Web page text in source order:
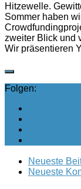
Hitzewelle.
Sommer haben
zweiter Blick und
Wir präsentieren
Folgen:
Neueste
Neueste